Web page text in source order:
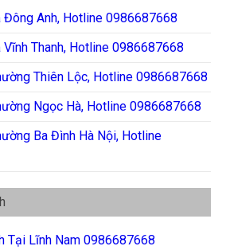
Đông Anh, Hotline 0986687668
Thanh, Hotline 0986687668
Thiên Lộc, Hotline 0986687668
Ngọc Hà, Hotline 0986687668
Ba Đình Hà Nội, Hotline
Tại Lĩnh Nam 0986687668